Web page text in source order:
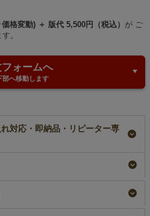
格変動) ＋ 版代 5,500円（税込） が ご
。
フォームへ
部へ移動します
対応・即納品・リピーター専
枚入
ーター専用名入れ
税込